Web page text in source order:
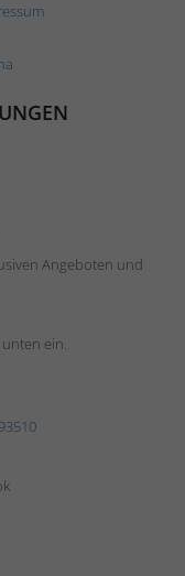
Angeboten und
unten ein.